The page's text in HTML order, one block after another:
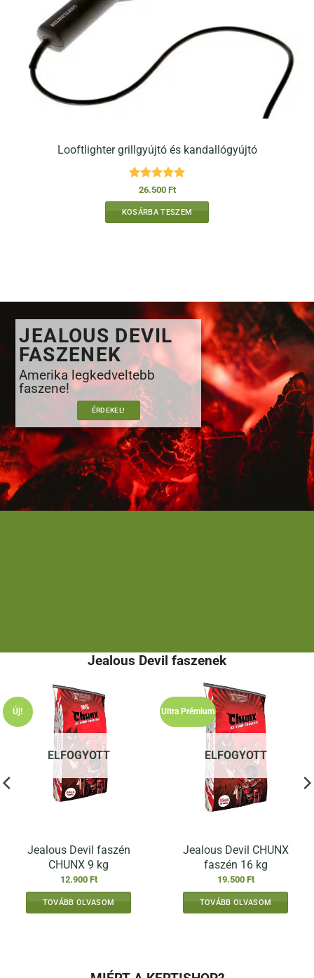
Looftlighter grillgyújtó és kandallógyújtó
Értékelés:
/ 5
26.500 Ft
KOSÁRBA TESZEM
JEALOUS DEVIL
FASZENEK
Amerika legkedveltebb
faszene!
ÉRDEKEL!
Jealous Devil faszenek
Új!
ELFOGYOTT
Jealous Devil faszén
CHUNX 9 kg
12.900 Ft
TOVÁBB OLVASOM
Ultra Prémium
ELFOGYOTT
Jealous Devil CHUNX
faszén 16 kg
19.500 Ft
TOVÁBB OLVASOM